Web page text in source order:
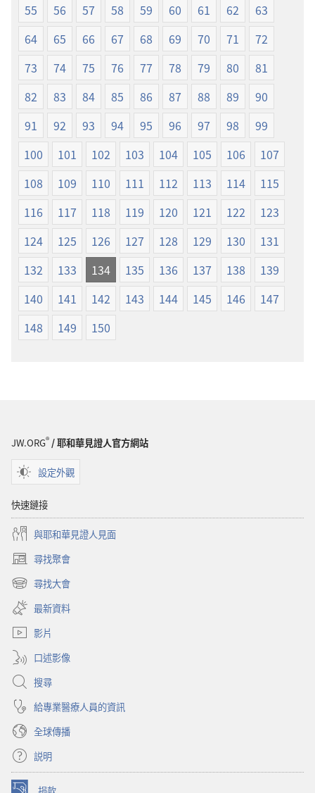
55
56 57 58 59 60 61 62
63
64
65 66 67 68 69 70 71
72
73
74 75 76 77 78 79 80
81
82
83 84 85 86 87 88 89
90
91
92 93 94 95 96 97 98
99
100
101 102 103 104 105 106
107
108
109 110 111 112 113 114
115
116
117 118 119 120 121 122
123
124
125 126 127 128 129 130
131
132
133 134 135 136 137 138
139
140
141 142 143 144 145 146
147
148
149 150
JW.ORG®/ 耶和華見證人官方網站
設定外觀
快速鏈接
與耶和華見證人見面
尋找聚會
（開
啟
新
視
窗）
尋找大會
（開
啟
新
視
最新資料
影片
口述影像
搜尋
給專業醫療人員的資訊
全球傳播
説明